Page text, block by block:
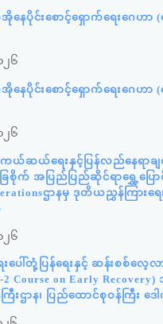
ေပိုင်းစောင့်ရှောက်ရေးဂေဟာ
၆
ေပိုင်းစောင့်ရှောက်ရေးဂေဟာ
၆
ယ်ဆယ်ရေးနှင့်ပြန်လည်နေရာချ
ေစိုက် အပြည်ပြည်ဆိုင်ရာရွှေ့ပြော
ဌာနမှ ဒုတိယညွှန်ကြားရ
၆
ေါ်တုံ့ပြန်ရေးနှင့် ဆန်းစစ်လေ့
2 Course on Early
ကြီးဌာန၊ ပြည်ထောင်စုဝန်ကြီ